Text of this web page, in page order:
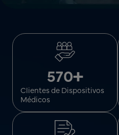
570+
Clientes de Dispositivos
Médicos